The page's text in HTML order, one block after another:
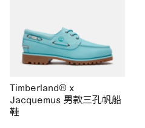
Timberland® x
Jacquemus 男款三孔帆船
鞋